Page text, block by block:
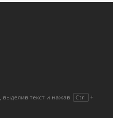
текст и нажав Ctrl +